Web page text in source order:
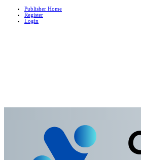
Publisher Home
Register
Login